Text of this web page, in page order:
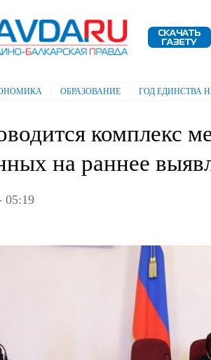
"Кабардино-
ОБРАЗОВАНИЕ ГОД ЕДИНСТВА
комплекс
на раннее
05:19